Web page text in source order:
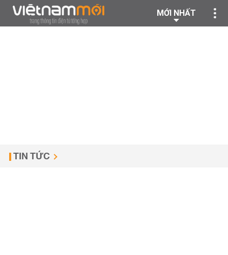
MỚI NHẤT
TIN TỨC